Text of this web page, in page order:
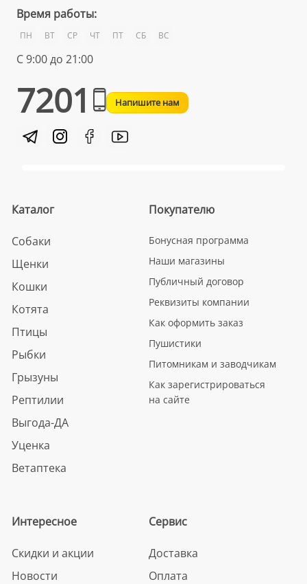
Время работы:
ПН ВТ СР ЧТ ПТ СБ ВС
С 9:00 до 21:00
7201 Напишите нам
Каталог
Собаки
Щенки
Кошки
Котята
Птицы
Рыбки
Грызуны
Рептилии
Выгода-ДА
Уценка
Ветаптека
Покупателю
Бонусная программа
Наши магазины
Публичный договор
Реквизиты компании
Как оформить заказ
Пушистики
Питомникам и заводчикам
Как зарегистрироваться
на сайте
Интересное
Скидки и акции
Новости
Сервис
Доставка
Оплата